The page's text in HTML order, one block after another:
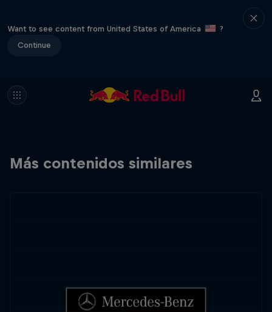
Want to see content from United States of America
?
Continue
Más contenidos similares